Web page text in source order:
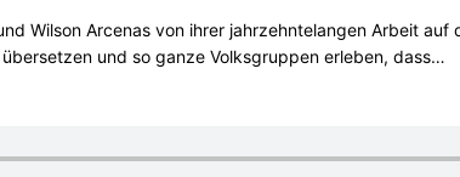
Wilson Arcenas von ihrer jahrzehntelangen Arbeit auf
und so ganze Volksgruppen erleben, dass…